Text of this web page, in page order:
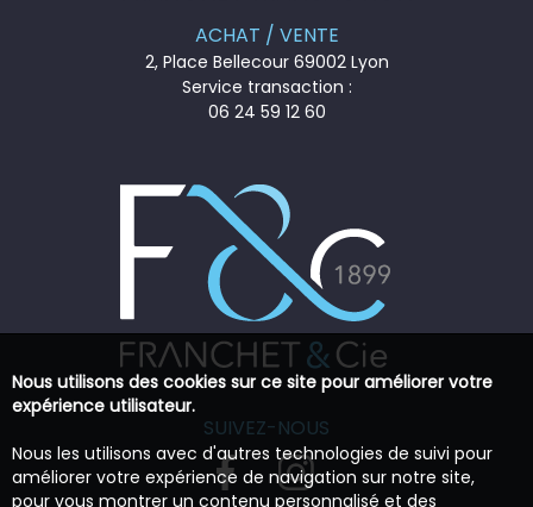
ACHAT / VENTE
2, Place Bellecour 69002 Lyon
Service transaction :
06 24 59 12 60
SUIVEZ-NOUS
Nous utilisons des cookies sur ce site pour améliorer votre
expérience utilisateur.
Nous les utilisons avec d'autres technologies de suivi pour
améliorer votre expérience de navigation sur notre site,
pour vous montrer un contenu personnalisé et des